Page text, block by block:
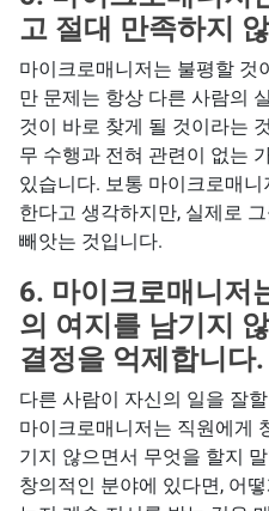
고 절대 만족하지
마이크로매니저는 불평할 것
만 문제는 항상 다른 사람의
것이 바로 찾게 될 것이라는
무 수행과 전혀 관련이 없는
있습니다. 보통 마이크로매
한다고 생각하지만, 실제로
빼앗는 것입니다.
6. 마이크로매니저
의 여지를 남기지
결정을 억제합니다.
다른 사람이 자신의 일을 잘
마이크로매니저는 직원에게
기지 않으면서 무엇을 할지
창의적인 분야에 있다면, 어